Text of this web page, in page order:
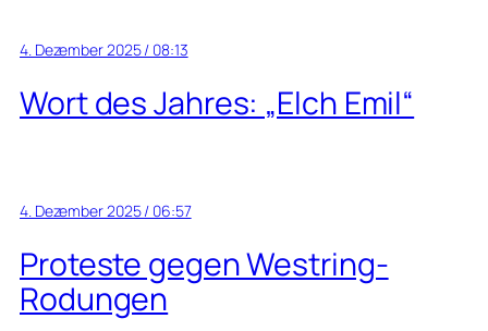
4. Dezember 2025 / 08:13
Wort des Jahres: „Elch Emil“
4. Dezember 2025 / 06:57
Proteste gegen Westring-
Rodungen